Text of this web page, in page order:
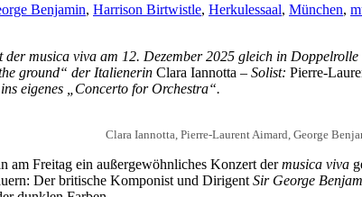
Benjamin, Harrison Birtwistle, Herkulessaal, München,
der musica viva am 12. Dezember 2025 gleich in
ground“ der Italienerin Clara Iannotta – Solist: Pierre-
eigenes „Concerto for Orchestra“.
Clara Iannotta, Pierre-Laurent Aimard, George
am Freitag ein außergewöhnliches Konzert dermusica viva
Der britische Komponist und Dirigent Sir George